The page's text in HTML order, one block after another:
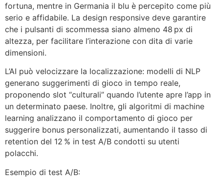
fortuna, mentre in Germania il blu è percepito come più
serio e affidabile. La design responsive deve garantire
che i pulsanti di scommessa siano almeno 48 px di
altezza, per facilitare l’interazione con dita di varie
dimensioni.
L’AI può velocizzare la localizzazione: modelli di NLP
generano suggerimenti di gioco in tempo reale,
proponendo slot “culturali” quando l’utente apre l’app in
un determinato paese. Inoltre, gli algoritmi di machine
learning analizzano il comportamento di gioco per
suggerire bonus personalizzati, aumentando il tasso di
retention del 12 % in test A/B condotti su utenti
polacchi.
Esempio di test A/B: